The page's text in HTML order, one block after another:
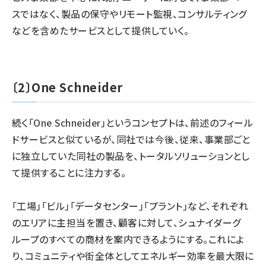
スではなく、製品の保守やリモート監視、コンサルティング
などを含めたサービスとして提供していく。
〔2〕One Schneider
続く「One Schneider」というコンセプトは、前述のフィール
ドサービスと似ているが、同社では今後、従来、事業部ごと
に独立していた同社の製品を、トータルソリューションとし
て提供することに注力する。
「工場」「ビル」「データセンター」「プラント」など、それぞれ
のエリアに主担当を置き、顧客に対して、シュナイダーグ
ループのすべての商材を案内できるようにする。これによ
り、コミュニティや街全体としてエネルギー効率を最大限に